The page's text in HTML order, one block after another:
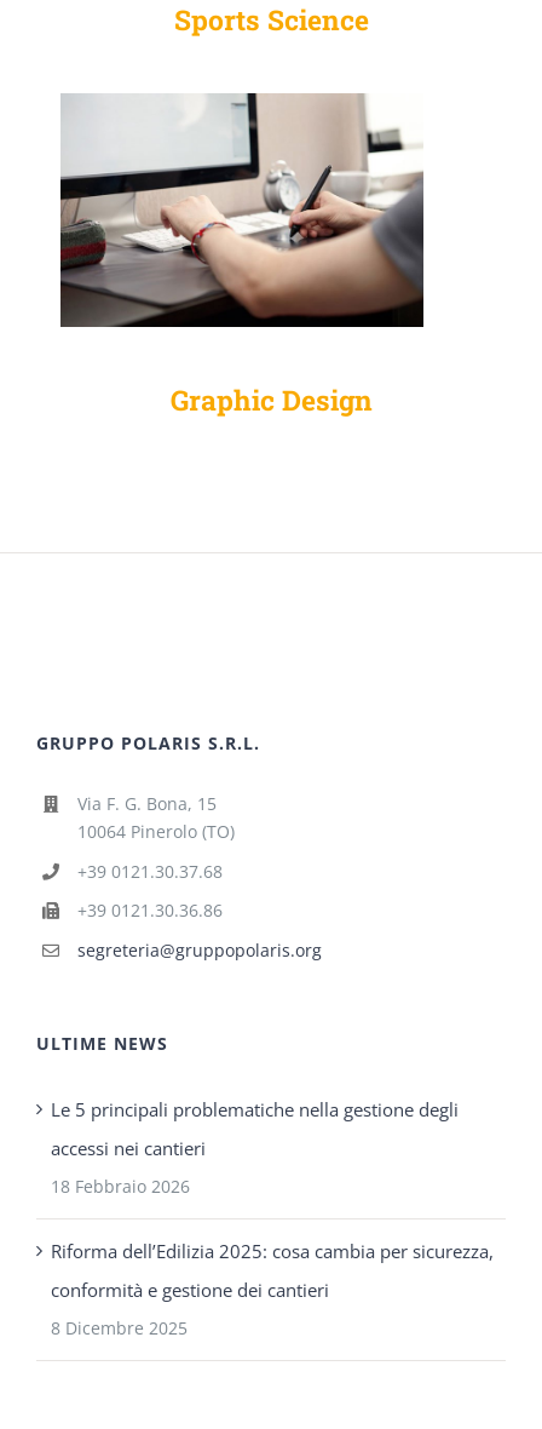
Sports Science
Graphic Design
GRUPPO POLARIS S.R.L.
Via F. G. Bona, 15
10064 Pinerolo (TO)
+39 0121.30.37.68
+39 0121.30.36.86
segreteria@gruppopolaris.org
ULTIME NEWS
Le 5 principali problematiche nella gestione degli
accessi nei cantieri
18 Febbraio 2026
Riforma dell’Edilizia 2025: cosa cambia per sicurezza,
conformità e gestione dei cantieri
8 Dicembre 2025